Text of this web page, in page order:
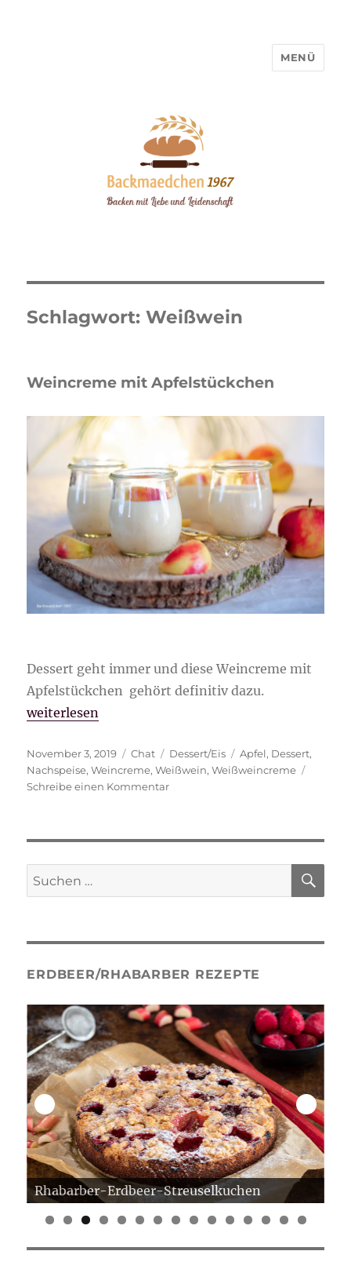
MENÜ
Schlagwort:Weißwein
Weincreme mit Apfelstückchen
Dessert geht immer und diese Weincreme mit
Apfelstückchen gehört definitiv dazu.
„Weincreme mit Apfelstückchen“
weiterlesen
Veröffentlicht
am
November 3, 2019 Format
Chat Kategorien
Dessert/Eis Schlagwörter
Apfel, Dessert,
Nachspeise,Weincreme,Weißwein,Weißweincreme
Schreibe einen Kommentarzu
Suche
nach:
ERDBEER/RHABARBER REZEPTE
Rhabarber-Erdbeer-Streuselkuchen
0 1 2 3 4 5